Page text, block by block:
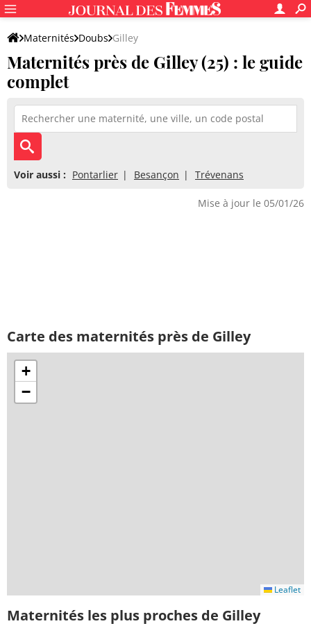
Maternités Doubs Gilley
Maternités près de Gilley (25) : le guide
complet
Voir aussi : Pontarlier Besançon Trévenans
Mise à jour le 05/01/26
Carte des maternités près de Gilley
+
−
Leaflet
Maternités les plus proches de Gilley